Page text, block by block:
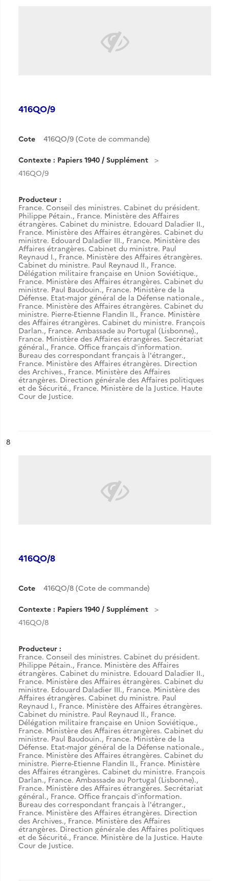
416QO/9
Cote 416QO/9 (Cote de commande)
Contexte : Papiers 1940 / Supplément
416QO/9
Producteur :
France. Conseil des ministres. Cabinet du président.
Philippe Pétain., France. Ministère des Affaires
étrangères. Cabinet du ministre. Edouard Daladier II.,
France. Ministère des Affaires étrangères. Cabinet du
ministre. Edouard Daladier III., France. Ministère des
Affaires étrangères. Cabinet du ministre. Paul
Reynaud I., France. Ministère des Affaires étrangères.
Cabinet du ministre. Paul Reynaud II., France.
Délégation militaire française en Union Soviétique.,
France. Ministère des Affaires étrangères. Cabinet du
ministre. Paul Baudouin., France. Ministère de la
Défense. Etat-major général de la Défense nationale.,
France. Ministère des Affaires étrangères. Cabinet du
ministre. Pierre-Etienne Flandin II., France. Ministère
des Affaires étrangères. Cabinet du ministre. François
Darlan., France. Ambassade au Portugal (Lisbonne).,
France. Ministère des Affaires étrangères. Secrétariat
général., France. Office français d'information.
Bureau des correspondant français à l'étranger.,
France. Ministère des Affaires étrangères. Direction
des Archives., France. Ministère des Affaires
étrangères. Direction générale des Affaires politiques
et de Sécurité., France. Ministère de la Justice. Haute
Cour de Justice.
n°
8
416QO/8
Cote 416QO/8 (Cote de commande)
Contexte : Papiers 1940 / Supplément
416QO/8
Producteur :
France. Conseil des ministres. Cabinet du président.
Philippe Pétain., France. Ministère des Affaires
étrangères. Cabinet du ministre. Edouard Daladier II.,
France. Ministère des Affaires étrangères. Cabinet du
ministre. Edouard Daladier III., France. Ministère des
Affaires étrangères. Cabinet du ministre. Paul
Reynaud I., France. Ministère des Affaires étrangères.
Cabinet du ministre. Paul Reynaud II., France.
Délégation militaire française en Union Soviétique.,
France. Ministère des Affaires étrangères. Cabinet du
ministre. Paul Baudouin., France. Ministère de la
Défense. Etat-major général de la Défense nationale.,
France. Ministère des Affaires étrangères. Cabinet du
ministre. Pierre-Etienne Flandin II., France. Ministère
des Affaires étrangères. Cabinet du ministre. François
Darlan., France. Ambassade au Portugal (Lisbonne).,
France. Ministère des Affaires étrangères. Secrétariat
général., France. Office français d'information.
Bureau des correspondant français à l'étranger.,
France. Ministère des Affaires étrangères. Direction
des Archives., France. Ministère des Affaires
étrangères. Direction générale des Affaires politiques
et de Sécurité., France. Ministère de la Justice. Haute
Cour de Justice.